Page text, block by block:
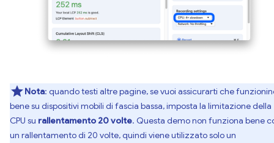
Nota: quando testi altre pagine, se vuoi assicurarti che
bene su dispositivi mobili di fascia bassa, imposta la limitazione della
CPU su rallentamento 20 volte. Questa demo non funziona bene
un rallentamento di 20 volte, quindi viene utilizzato solo un